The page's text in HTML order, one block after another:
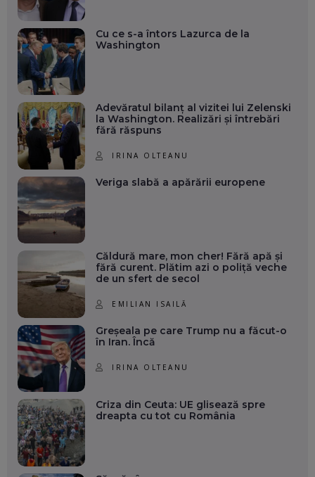
Cu ce s-a întors Lazurca de la
Washington
Adevăratul bilanț al vizitei lui Zelenski
la Washington. Realizări și întrebări
fără răspuns
IRINA OLTEANU
Veriga slabă a apărării europene
Căldură mare, mon cher! Fără apă și
fără curent. Plătim azi o poliță veche
de un sfert de secol
EMILIAN ISAILĂ
Greșeala pe care Trump nu a făcut-o
în Iran. Încă
IRINA OLTEANU
Criza din Ceuta: UE glisează spre
dreapta cu tot cu România